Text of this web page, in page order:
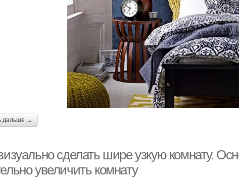
дальше →
сделать шире узкую комнату.
увеличить комнату